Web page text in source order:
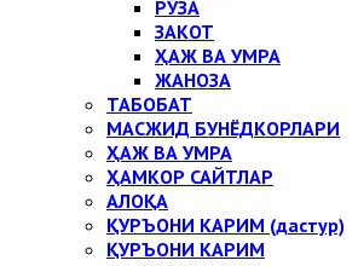
РЎЗА
ЗАКОТ
ҲАЖ ВА УМРА
ЖАНОЗА
ТАБОБАТ
МАСЖИД БУНЁДКОРЛАРИ
ҲАЖ ВА УМРА
ҲАМКОР САЙТЛАР
АЛОҚА
ҚУРЪОНИ КАРИМ (дастур)
ҚУРЪОНИ КАРИМ